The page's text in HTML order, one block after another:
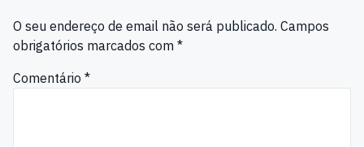
O seu endereço de email não será publicado. Campos
obrigatórios marcados com *
Comentário *